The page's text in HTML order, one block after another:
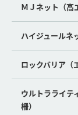
ＭＪネット（高
ハイジュールネ
ロックバリア（
ウルトラライテ
柵）